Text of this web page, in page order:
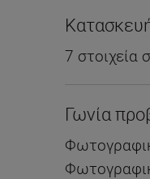
7 στοιχεία
Γωνία